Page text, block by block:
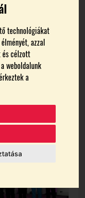
technológiákat
azzal
és célzott
weboldalunk
a